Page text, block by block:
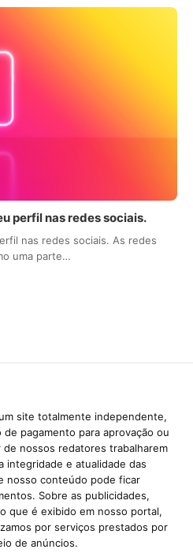
perfil nas redes sociais.
nas redes sociais. As redes
uma parte…
site totalmente independente,
pagamento para aprovação ou
nossos redatores trabalharem
integridade e atualidade das
nosso conteúdo pode ficar
Sobre as publicidades,
que é exibido em nosso portal,
por serviços prestados por
de anúncios.